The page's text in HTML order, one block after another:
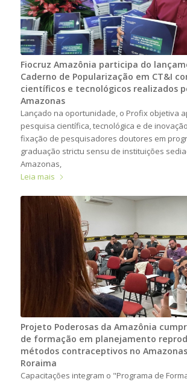
Fiocruz Amazônia participa do
Caderno de Popularização em CT&I
científicos e tecnológicos realizados
Amazonas
Lançado na oportunidade, o Profix objetiva
pesquisa científica, tecnológica e de
fixação de pesquisadores doutores em
graduação strictu sensu de instituições
Amazonas,
Leia mais
Projeto Poderosas da Amazônia
de formação em planejamento
métodos contraceptivos no
Roraima
Capacitações integram o "Programa de